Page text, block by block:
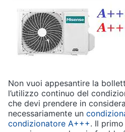
Non vuoi appesantire la
l’utilizzo continuo del
che devi prendere in
necessariamente un
condizionatore A+++. Il